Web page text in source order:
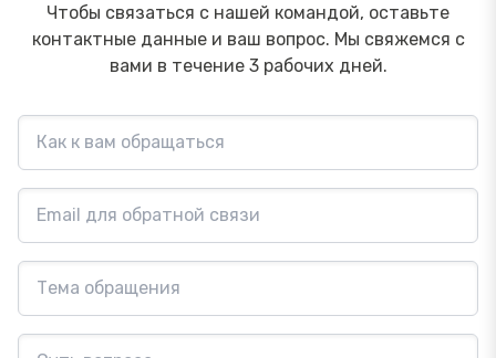
Чтобы связаться с нашей командой, оставьте
контактные данные и ваш вопрос. Мы свяжемся с
вами в течение 3 рабочих дней.